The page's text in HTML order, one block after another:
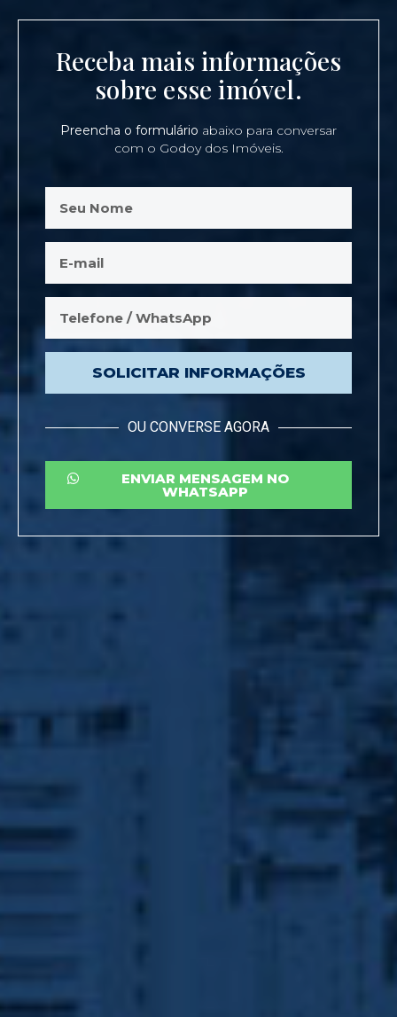
Receba mais informações
sobre esse imóvel.
Preencha o formulário abaixo para conversar
com o Godoy dos Imóveis.
SOLICITAR INFORMAÇÕES
OU CONVERSE AGORA
ENVIAR MENSAGEM NO
WHATSAPP